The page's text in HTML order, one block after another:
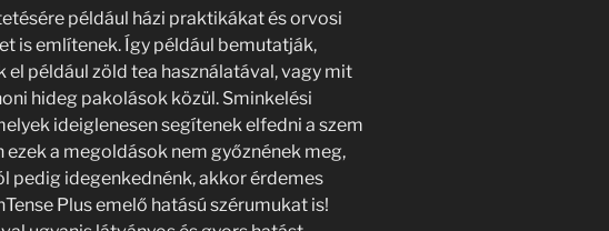
például házi praktikákat és orvosi
is említenek. Így például bemutatják,
el például zöld tea használatával, vagy mit
hideg pakolások közül. Sminkelési
ideiglenesen segítenek elfedni a szem
a megoldások nem győznének meg,
pedig idegenkednénk, akkor érdemes
Plus emelő hatású szérumukat is!